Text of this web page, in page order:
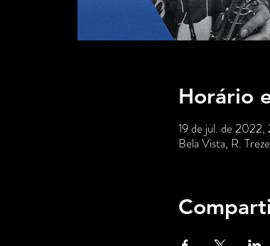
Horário
19 de jul. de 2022,
Bela Vista, R.